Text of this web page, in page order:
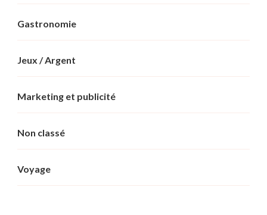
Gastronomie
Jeux / Argent
Marketing et publicité
Non classé
Voyage